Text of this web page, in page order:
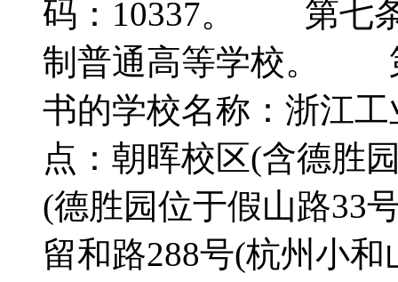
码：10337。 第七条
制普通高等学校。
书的学校名称：浙江
点：朝晖校区(含德胜
(德胜园位于假山路33
留和路288号(杭州小